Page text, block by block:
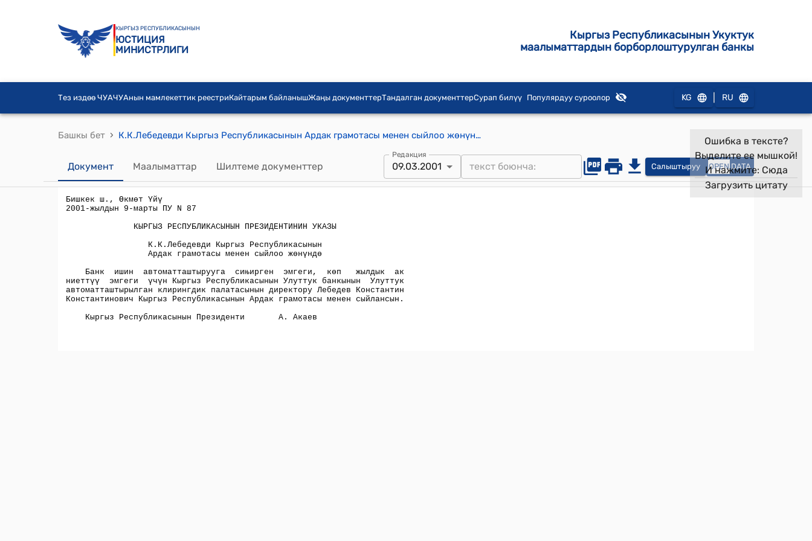
КЫРГЫЗ РЕСПУБЛИКАСЫНЫН
ЮСТИЦИЯ
МИНИСТРЛИГИ
Кыргыз Республикасынын Укуктук
маалыматтардын борборлоштурулган банкы
Тез издөө ЧУАЧУАнын мамлекеттик реестриКайтарым байланышЖаңы документтерТандалган документтерСурап билүү Популярдуу суроолор KG RU
Башкы бет › К.К.Лебедевди Кыргыз Республикасынын Ардак грамотасы менен сыйлоо жөнүндө
Документ Маалыматтар Шилтеме документтер
Редакция
09.03.2001 Салыштыруу OPEN DATA
Ошибка в тексте?
Выделите ее мышкой!
И нажмите: Сюда
Загрузить цитату